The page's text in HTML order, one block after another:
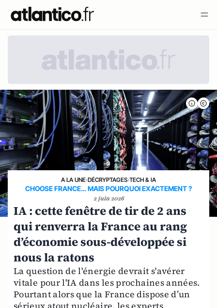
A LA UNE›DÉCRYPTAGES›TECH & IA
CHOOSE FRANCE… MAIS POURQUOI EXACTEMENT ?
2 juin 2026
IA : cette fenêtre de tir de 2 ans
qui renverra la France au rang
d’économie sous-développée si
nous la ratons
La question de l'énergie devrait s'avérer
vitale pour l'IA dans les prochaines années.
Pourtant alors que la France dispose d’un